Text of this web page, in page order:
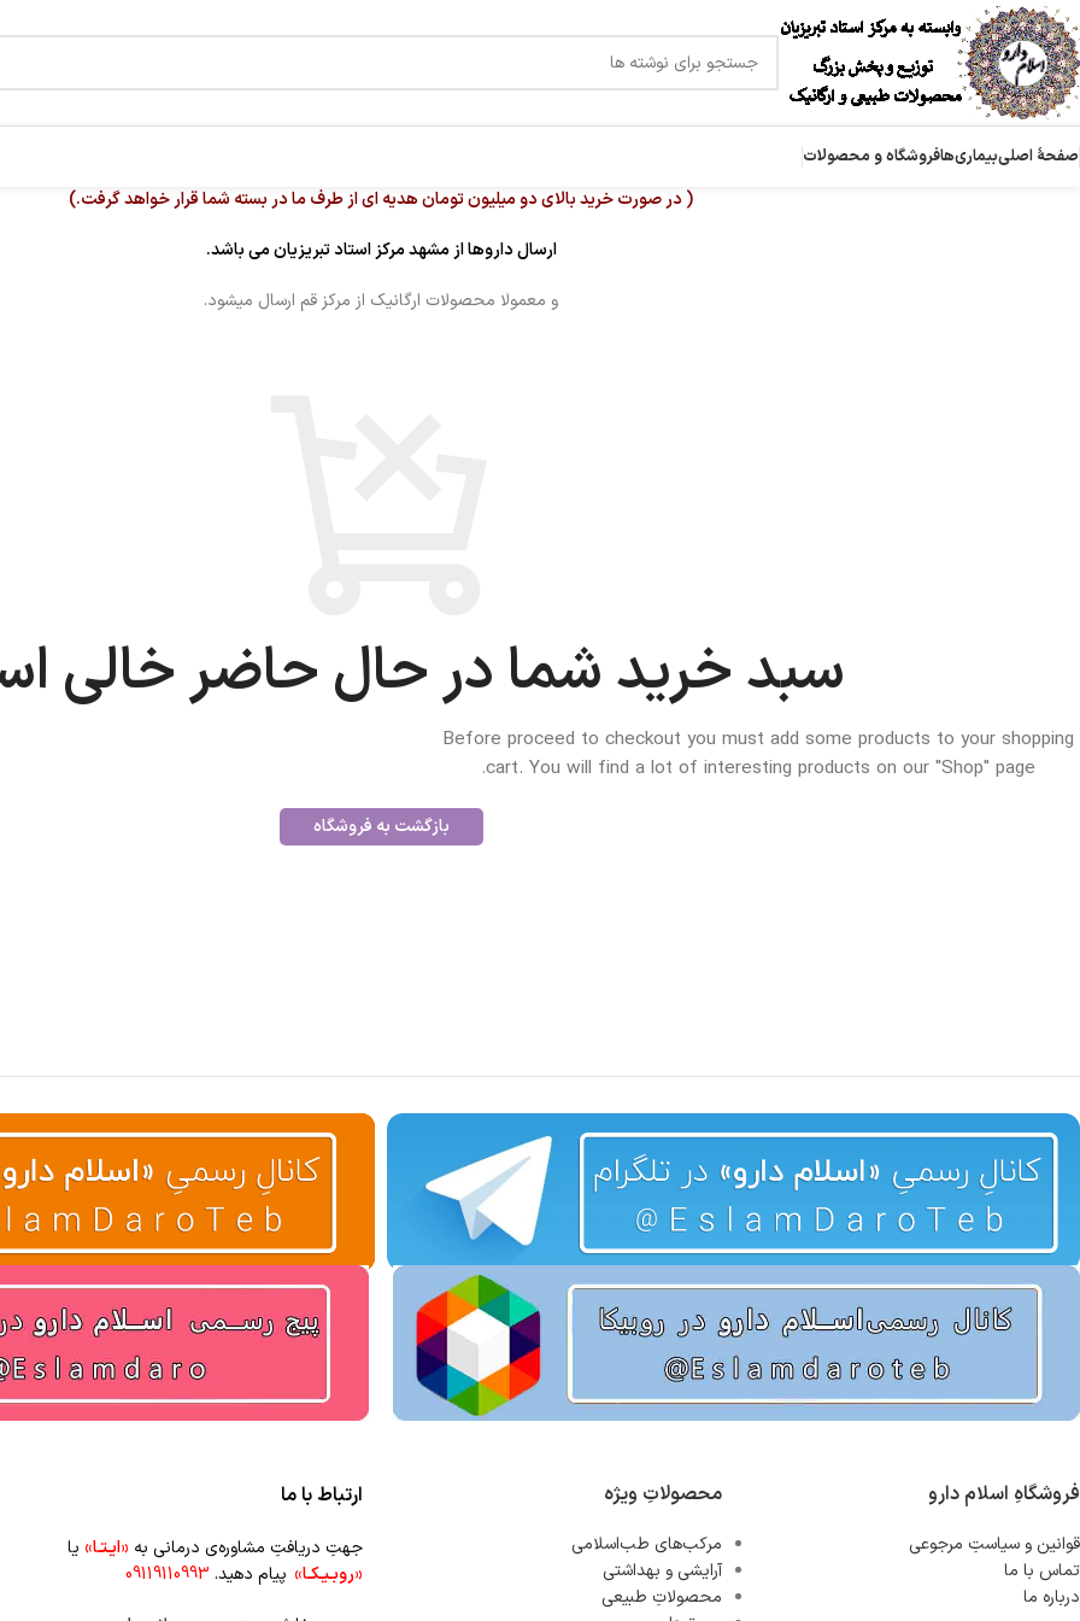
صفحۀ اصلیبیماری‌هافروشگاه و محصولات
( در صورت خرید بالای دو میلیون تومان هدیه ای از طرف ما در بسته شما قرار خواهد گرفت.)
ارسال داروها از مشهد مرکز استاد تبریزیان می باشد.
و معمولا محصولات ارگانیک از مرکز قم ارسال میشود.
سبد خرید شما در حال حاضر خالی
Before proceed to checkout you must add some products to your shopping
cart. You will find a lot of interesting products on our "Shop" page.
بازگشت به فروشگاه
فروشگاهِ اسلام دارو
قوانین و سیاستِ مرجوعی
تماس با ما
درباره ما
محصولاتِ ویژه
مرکب‌های طب‌اسلامی
آرایشی و بهداشتی
محصولاتِ طبیعی
ارتباط با ما
جهتِ دریافتِ مشاوره‌ی درمانی به «ایـتـا» یا
«روبـیـکـا» پیام دهید. 09119110993